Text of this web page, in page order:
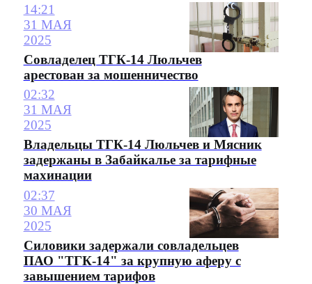
14:21
31 МАЯ
2025
Совладелец ТГК-14 Люльчев
арестован за мошенничество
02:32
31 МАЯ
2025
Владельцы ТГК-14 Люльчев и Мясник
задержаны в Забайкалье за тарифные
махинации
02:37
30 МАЯ
2025
Силовики задержали совладельцев
ПАО "ТГК-14" за крупную аферу с
завышением тарифов